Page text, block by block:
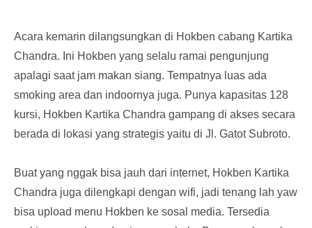
Acara kemarin dilangsungkan di Hokben cabang Kartika
Chandra. Ini Hokben yang selalu ramai pengunjung
apalagi saat jam makan siang. Tempatnya luas ada
smoking area dan indoornya juga. Punya kapasitas 128
kursi, Hokben Kartika Chandra gampang di akses secara
berada di lokasi yang strategis yaitu di Jl. Gatot Subroto.
Buat yang nggak bisa jauh dari internet, Hokben Kartika
Chandra juga dilengkapi dengan wifi, jadi tenang lah yaw
bisa upload menu Hokben ke sosal media. Tersedia